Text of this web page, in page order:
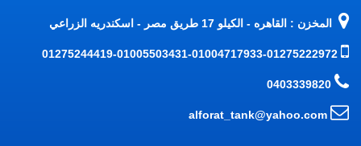
المخزن : القاهره - الكيلو 17 طريق مصر - اسكندريه الزراعي
01275244419-01005503431-01004717933-01275222972
0403339820
alforat_tank@yahoo.com